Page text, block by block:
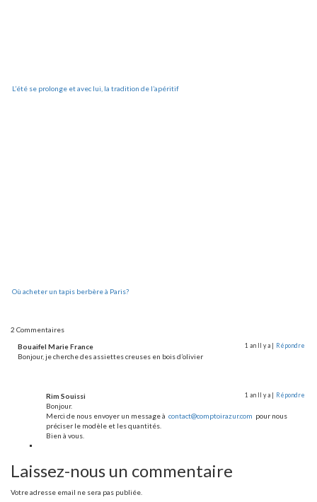
L’été se prolonge et avec lui, la tradition de l’apéritif
Où acheter un tapis berbère à Paris?
2 Commentaires
Bouaifel Marie France
1 an Il y a | Répondre
Bonjour, je cherche des assiettes creuses en bois d’olivier
Rim Souissi 1 an Il y a | Répondre
Bonjour.
Merci de nous envoyer un message à contact@comptoirazur.com pour nous
préciser le modèle et les quantités.
Bien à vous.
Laissez-nous un commentaire
Votre adresse email ne sera pas publiée.